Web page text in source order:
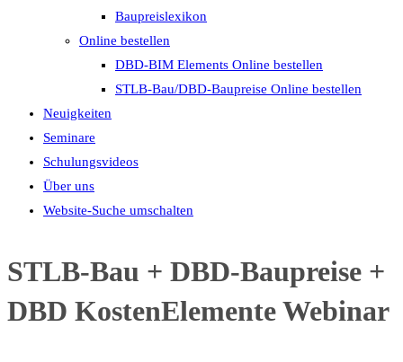
Baupreislexikon
Online bestellen
DBD-BIM Elements Online bestellen
STLB-Bau/DBD-Baupreise Online bestellen
Neuigkeiten
Seminare
Schulungsvideos
Über uns
Website-Suche umschalten
STLB-Bau + DBD-Baupreise +
DBD KostenElemente Webinar